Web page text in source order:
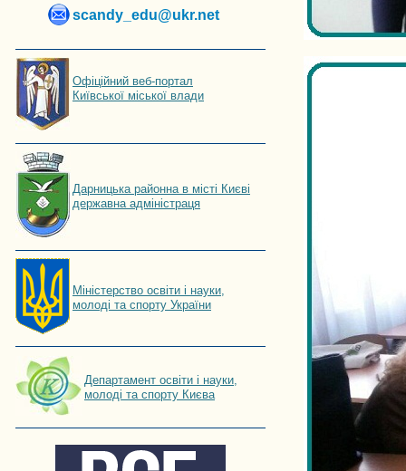
scandy_edu@ukr.net
Офіційний веб-портал
Київської міської влади
Дарницька районна в місті Києві
державна адміністраця
Мiнiстерство освiти і науки,
молоді та спорту України
Департамент освіти і науки,
молоді та спорту Києва